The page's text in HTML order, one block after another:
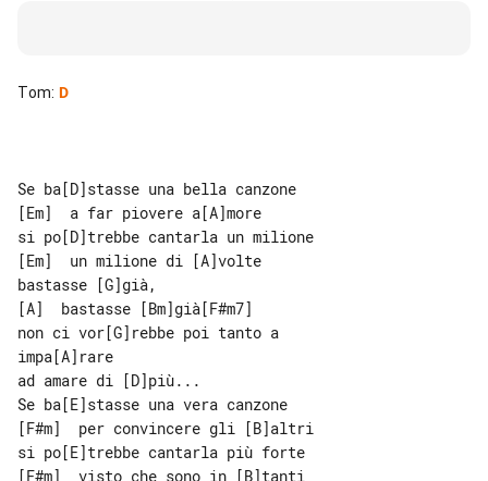
Tom: D
Se ba[D]stasse una bella canzone
[Em]  a far piovere a[A]more
si po[D]trebbe cantarla un milione
[Em]  un milione di [A]volte
bastasse [G]già,
[A]  bastasse [Bm]già[F#m7]
non ci vor[G]rebbe poi tanto a
impa[A]rare
ad amare di [D]più...
Se ba[E]stasse una vera canzone
[F#m]  per convincere gli [B]altri
si po[E]trebbe cantarla più forte
[F#m]  visto che sono in [B]tanti